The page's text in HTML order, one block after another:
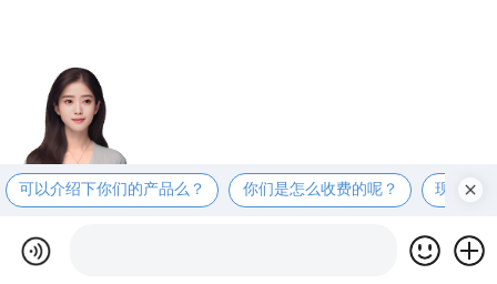
可以介绍下你们的产品么？ 你们是怎么收费的呢？ 现在有